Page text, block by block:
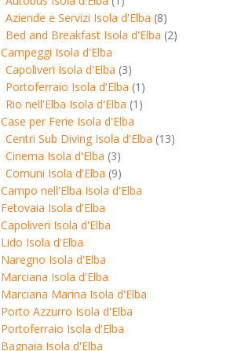
Aziende e Servizi Isola d'Elba (8)
Bed and Breakfast Isola d'Elba (2)
Campeggi Isola d'Elba
Capoliveri Isola d'Elba (3)
Portoferraio Isola d'Elba (1)
Rio nell'Elba Isola d'Elba (1)
Case per Ferie Isola d'Elba
Centri Sub Diving Isola d'Elba (13)
Cinema Isola d'Elba (3)
Comuni Isola d'Elba (9)
Campo nell'Elba Isola d'Elba
Fetovaia Isola d'Elba
Capoliveri Isola d'Elba
Lido Isola d'Elba
Naregno Isola d'Elba
Marciana Isola d'Elba
Marciana Marina Isola d'Elba
Porto Azzurro Isola d'Elba
Portoferraio Isola d'Elba
Bagnaia Isola d'Elba